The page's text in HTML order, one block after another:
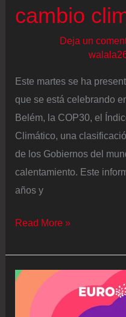
cambio
Deja un
Este martes se ha
que se está celebrando
Belém, la COP30, el
Climático, una
de los Gobiernos del
calentamiento. Este
años y
EE
se
une
Arabia
Read More »